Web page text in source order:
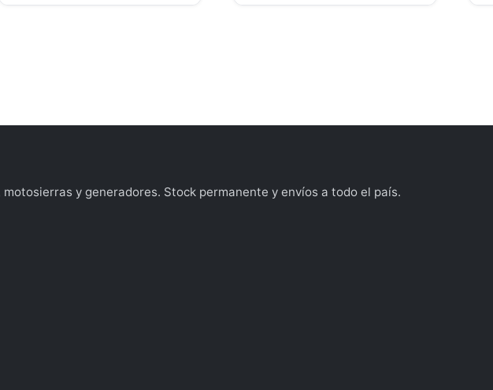
y generadores. Stock permanente y envíos a todo el país.